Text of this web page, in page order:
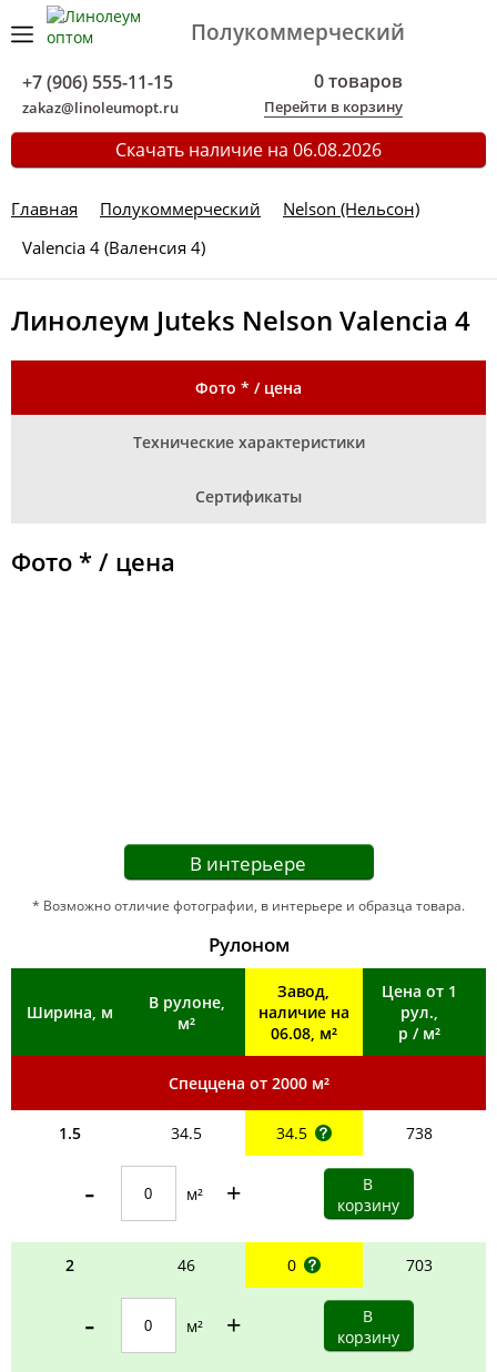
Полукоммерческий
Скачать наличие на 06.08.2026
+7 (906) 555-11-15
zakaz@linoleumopt.ru
0 товаров
Перейти в корзину
Главная Полукоммерческий
Nelson (Нельсон)
Valencia 4 (Валенсия 4)
Линолеум Juteks Nelson Valencia 4
Фото * / цена
Технические характеристики
Сертификаты
Фото * / цена
В интерьере
* Возможно отличие фотографии, в интерьере и образца товара.
Рулоном
Ширина, м
В рулоне,
м²
Завод,
наличие на
06.08, м²
Цена от 1
рул.,
р / м²
Спеццена от 2000 м²
1.5 34.5 34.5 738
- м² +
2 46 0 703
- м² +